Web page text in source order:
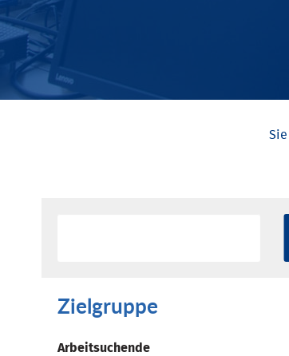
Zielgruppe
Arbeitsuchende